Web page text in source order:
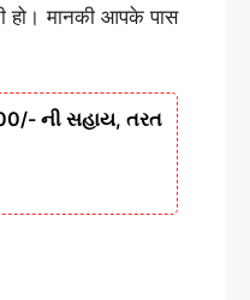
हो। मानकी आपके पास
ની સહાય, તરત